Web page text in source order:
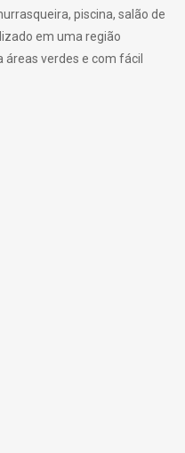
piscina, salão de
em uma região
áreas verdes e com fácil